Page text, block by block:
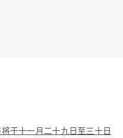
于十一月二十九日至三十日